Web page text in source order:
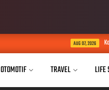
Kaukus Parlemen
OTOMOTIF TRAVEL LIFE